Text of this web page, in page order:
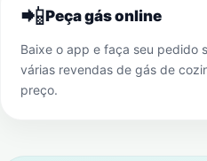
📲Peça gás online
Baixe o app e faça seu pedido
várias revendas de gás de
preço.